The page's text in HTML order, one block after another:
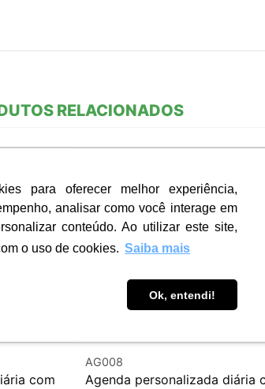
para oferecer melhor experiência,
analisar como você interage em
conteúdo. Ao utilizar este site,
o uso de cookies. Saiba mais
Ok, entendi!
RELACIONADOS
com
AG008
Agenda personalizada diária